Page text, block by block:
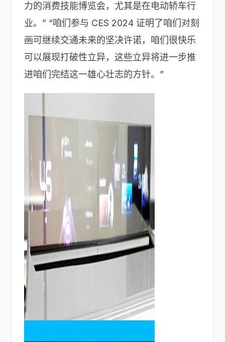
力的消费技能博览会，尤其是在电动轿车行
业。” “咱们参与 CES 2024 证明了咱们对刻
画可继续交通未来的坚决许诺，咱们很快乐
可以展现打破性立异，这些立异将进一步推
进咱们完结这一雄心壮志的方针。”